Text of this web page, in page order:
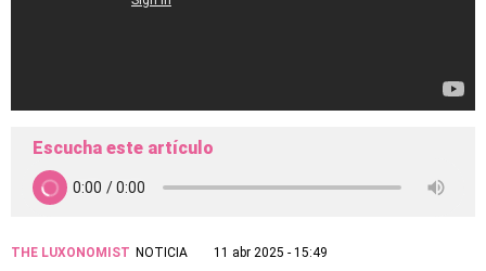
Escucha este artículo
THE LUXONOMIST NOTICIA
11 abr 2025 - 15:49